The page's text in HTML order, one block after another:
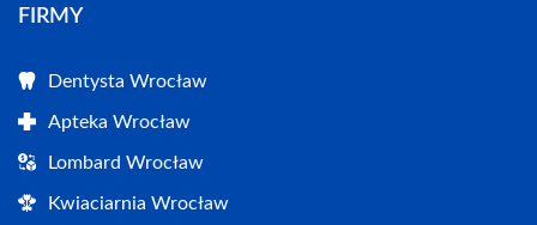
FIRMY
Dentysta Wrocław
Apteka Wrocław
Lombard Wrocław
Kwiaciarnia Wrocław